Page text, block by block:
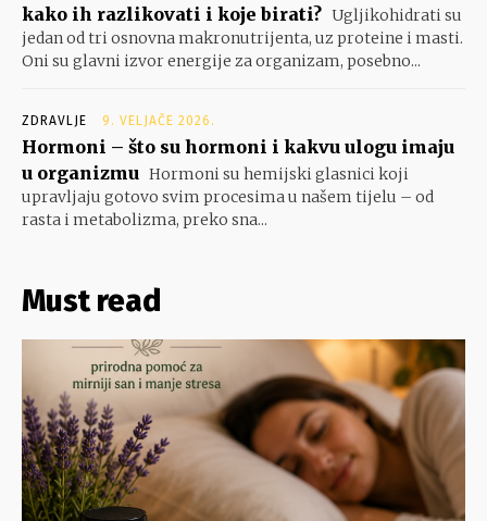
kako ih razlikovati i koje birati? Ugljikohidrati su
jedan od tri osnovna makronutrijenta, uz proteine i masti.
Oni su glavni izvor energije za organizam, posebno...
ZDRAVLJE 9. VELJAČE 2026.
Hormoni – što su hormoni i kakvu ulogu imaju
u organizmu Hormoni su hemijski glasnici koji
upravljaju gotovo svim procesima u našem tijelu – od
rasta i metabolizma, preko sna...
Must read